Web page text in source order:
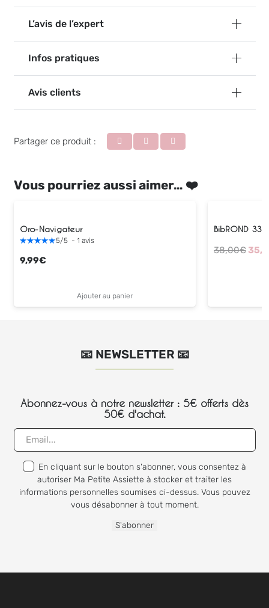
L’avis de l’expert
Infos pratiques
Avis clients
Partager ce produit :
Vous pourriez aussi aimer… ❤️
Oro-Navigateur
5/5 - 1 avis
9,99€
Ajouter au panier
BibROND
38,00€Le
📧 NEWSLETTER 📧
Abonnez-vous à notre newsletter : 5€ offerts dès
50€ d'achat.
En cliquant sur le bouton s'abonner, vous consentez à
autoriser Ma Petite Assiette à stocker et traiter les
informations personnelles soumises ci-dessus. Vous pouvez
vous désabonner à tout moment.